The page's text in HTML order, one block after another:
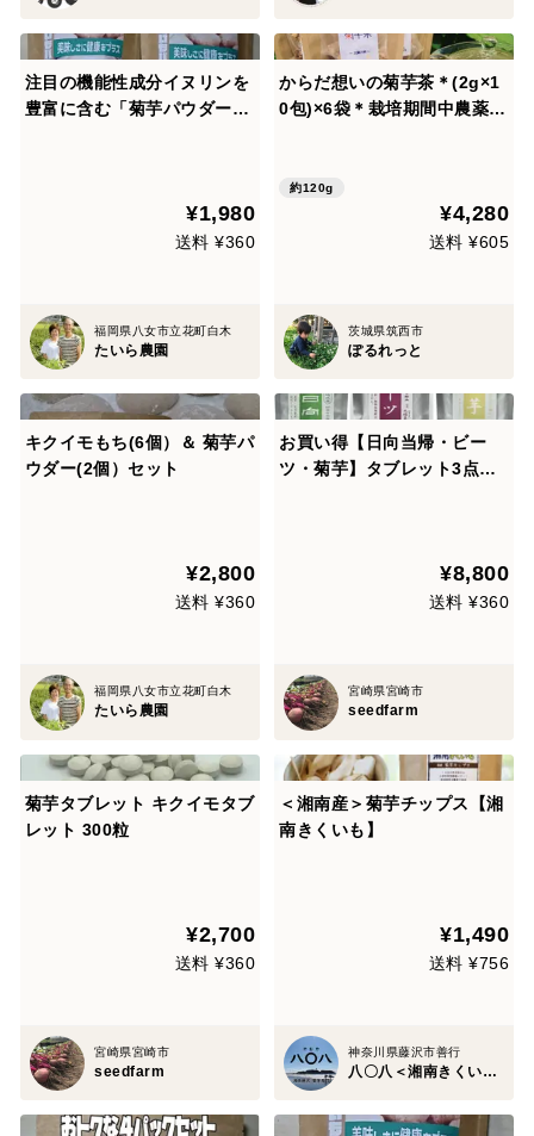
注目の機能性成分イヌリンを
豊富に含む「菊芋パウダー２
¥1,980
送料 ¥360
福岡県八女市立花町白木
たいら農園
からだ想いの菊芋茶＊(2g×1
0包)×6袋＊栽培期間中農薬•
約120g
¥4,280
送料 ¥605
茨城県筑西市
ぽるれっと
キクイモもち(6個）＆ 菊芋パ
ウダー(2個）セット
¥2,800
送料 ¥360
福岡県八女市立花町白木
たいら農園
お買い得【日向当帰・ビー
ツ・菊芋】タブレット3点セ
¥8,800
送料 ¥360
宮崎県宮崎市
seedfarm
菊芋タブレット キクイモタブ
レット 300粒
¥2,700
送料 ¥360
宮崎県宮崎市
seedfarm
＜湘南産＞菊芋チップス【湘
南きくいも】
¥1,490
送料 ¥756
神奈川県藤沢市善行
八〇八＜湘南きくいも専門店＞